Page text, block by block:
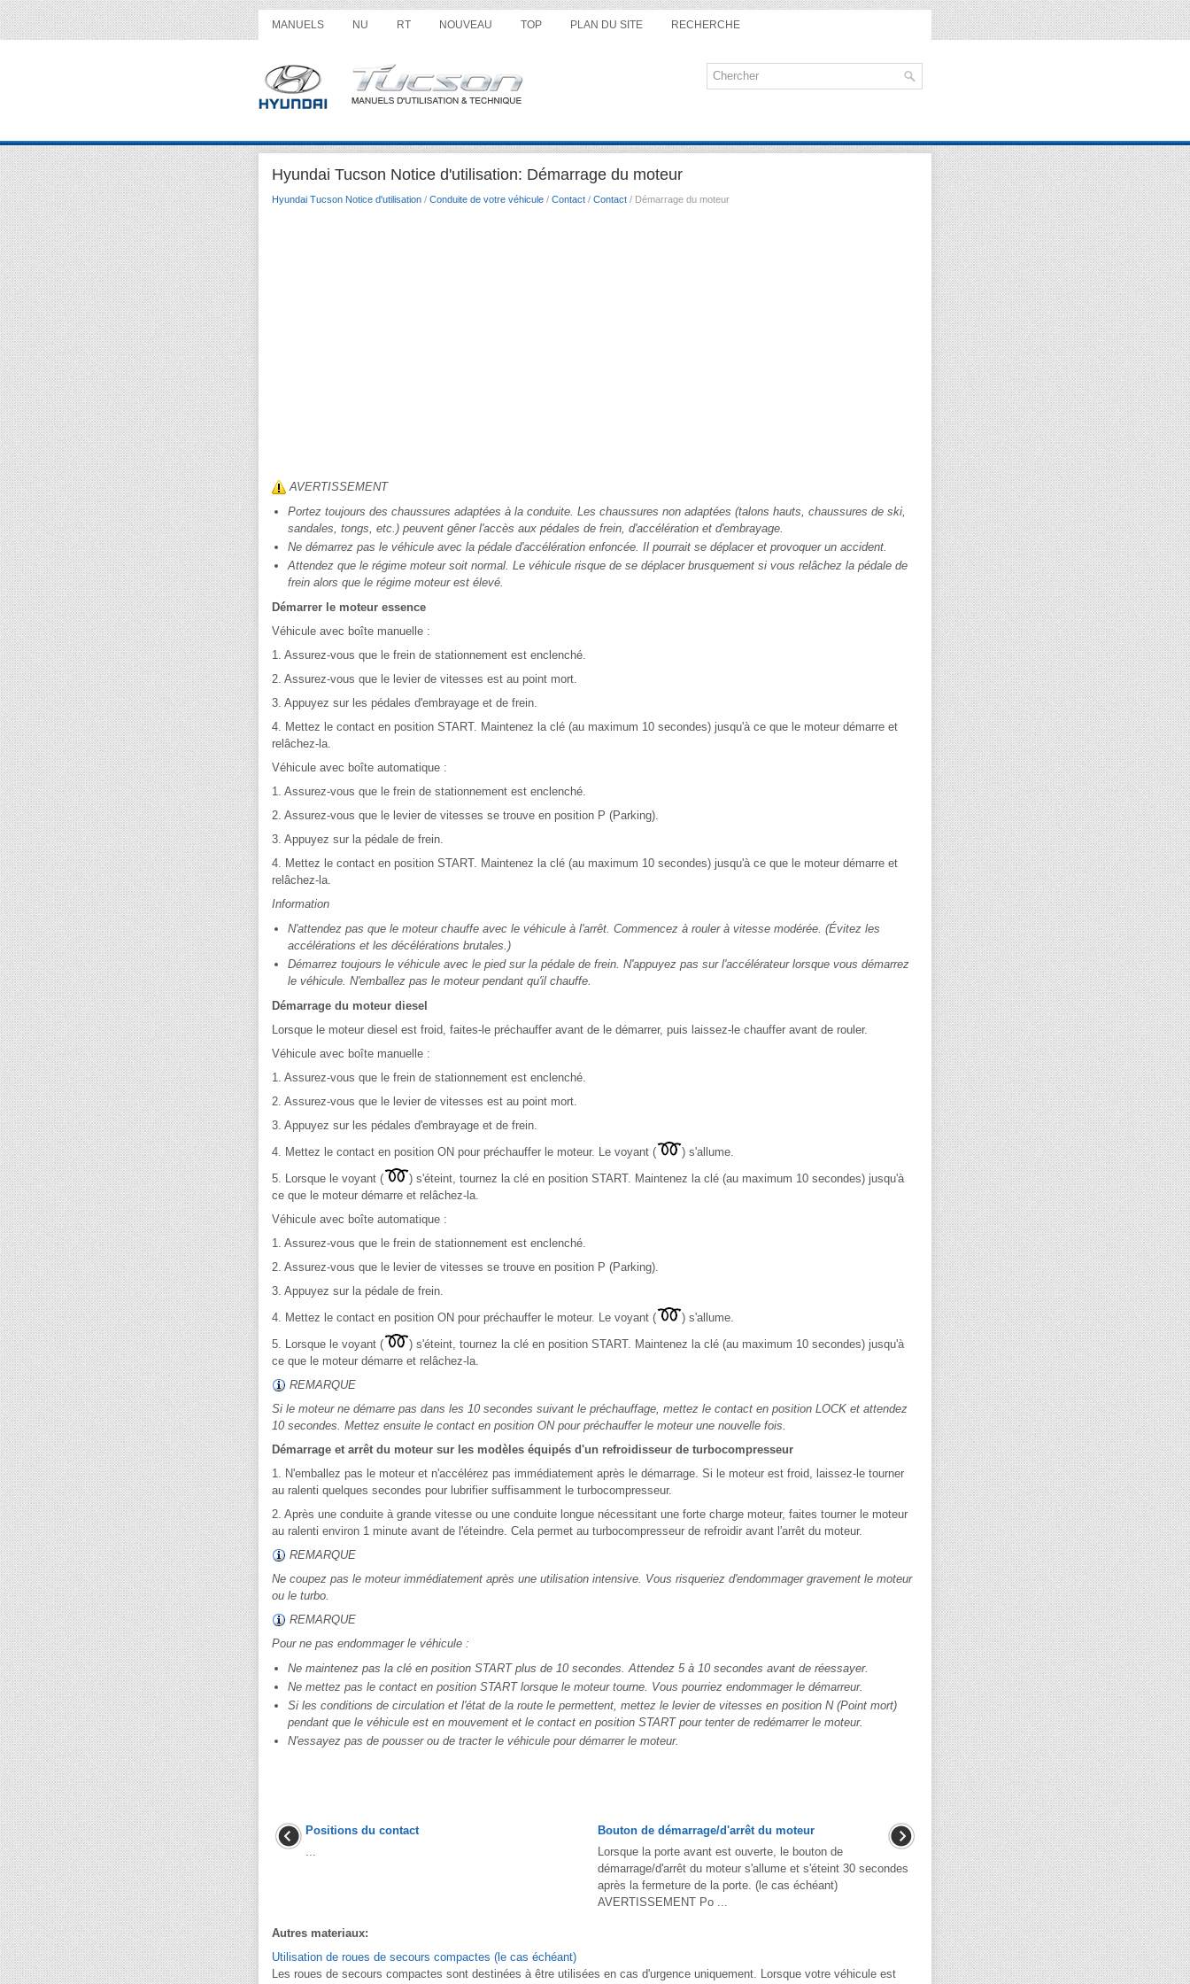
MANUELS NU RT NOUVEAU TOP PLAN DU SITE RECHERCHE
Hyundai Tucson Notice d'utilisation: Démarrage du moteur
Hyundai Tucson Notice d'utilisation / Conduite de votre véhicule / Contact / Contact / Démarrage du moteur
AVERTISSEMENT
Portez toujours des chaussures adaptées à la conduite. Les chaussures non adaptées (talons hauts, chaussures de ski,
sandales, tongs, etc.) peuvent gêner l'accès aux pédales de frein, d'accélération et d'embrayage.
Ne démarrez pas le véhicule avec la pédale d'accélération enfoncée. Il pourrait se déplacer et provoquer un accident.
Attendez que le régime moteur soit normal. Le véhicule risque de se déplacer brusquement si vous relâchez la pédale de
frein alors que le régime moteur est élevé.
Démarrer le moteur essence
Véhicule avec boîte manuelle :
1. Assurez-vous que le frein de stationnement est enclenché.
2. Assurez-vous que le levier de vitesses est au point mort.
3. Appuyez sur les pédales d'embrayage et de frein.
4. Mettez le contact en position START. Maintenez la clé (au maximum 10 secondes) jusqu'à ce que le moteur démarre et
relâchez-la.
Véhicule avec boîte automatique :
1. Assurez-vous que le frein de stationnement est enclenché.
2. Assurez-vous que le levier de vitesses se trouve en position P (Parking).
3. Appuyez sur la pédale de frein.
4. Mettez le contact en position START. Maintenez la clé (au maximum 10 secondes) jusqu'à ce que le moteur démarre et
relâchez-la.
Information
N'attendez pas que le moteur chauffe avec le véhicule à l'arrêt. Commencez à rouler à vitesse modérée. (Évitez les
accélérations et les décélérations brutales.)
Démarrez toujours le véhicule avec le pied sur la pédale de frein. N'appuyez pas sur l'accélérateur lorsque vous démarrez
le véhicule. N'emballez pas le moteur pendant qu'il chauffe.
Démarrage du moteur diesel
Lorsque le moteur diesel est froid, faites-le préchauffer avant de le démarrer, puis laissez-le chauffer avant de rouler.
Véhicule avec boîte manuelle :
1. Assurez-vous que le frein de stationnement est enclenché.
2. Assurez-vous que le levier de vitesses est au point mort.
3. Appuyez sur les pédales d'embrayage et de frein.
4. Mettez le contact en position ON pour préchauffer le moteur. Le voyant (
) s'allume.
5. Lorsque le voyant (
) s'éteint, tournez la clé en position START. Maintenez la clé (au maximum 10 secondes) jusqu'à
ce que le moteur démarre et relâchez-la.
Véhicule avec boîte automatique :
1. Assurez-vous que le frein de stationnement est enclenché.
2. Assurez-vous que le levier de vitesses se trouve en position P (Parking).
3. Appuyez sur la pédale de frein.
4. Mettez le contact en position ON pour préchauffer le moteur. Le voyant (
) s'allume.
5. Lorsque le voyant (
) s'éteint, tournez la clé en position START. Maintenez la clé (au maximum 10 secondes) jusqu'à
ce que le moteur démarre et relâchez-la.
REMARQUE
Si le moteur ne démarre pas dans les 10 secondes suivant le préchauffage, mettez le contact en position LOCK et attendez
10 secondes. Mettez ensuite le contact en position ON pour préchauffer le moteur une nouvelle fois.
Démarrage et arrêt du moteur sur les modèles équipés d'un refroidisseur de turbocompresseur
1. N'emballez pas le moteur et n'accélérez pas immédiatement après le démarrage. Si le moteur est froid, laissez-le tourner
au ralenti quelques secondes pour lubrifier suffisamment le turbocompresseur.
2. Après une conduite à grande vitesse ou une conduite longue nécessitant une forte charge moteur, faites tourner le moteur
au ralenti environ 1 minute avant de l'éteindre. Cela permet au turbocompresseur de refroidir avant l'arrêt du moteur.
REMARQUE
Ne coupez pas le moteur immédiatement après une utilisation intensive. Vous risqueriez d'endommager gravement le moteur
ou le turbo.
REMARQUE
Pour ne pas endommager le véhicule :
Ne maintenez pas la clé en position START plus de 10 secondes. Attendez 5 à 10 secondes avant de réessayer.
Ne mettez pas le contact en position START lorsque le moteur tourne. Vous pourriez endommager le démarreur.
Si les conditions de circulation et l'état de la route le permettent, mettez le levier de vitesses en position N (Point mort)
pendant que le véhicule est en mouvement et le contact en position START pour tenter de redémarrer le moteur.
N'essayez pas de pousser ou de tracter le véhicule pour démarrer le moteur.
Positions du contact
...
Bouton de démarrage/d'arrêt du moteur
Lorsque la porte avant est ouverte, le bouton de
démarrage/d'arrêt du moteur s'allume et s'éteint 30 secondes
après la fermeture de la porte. (le cas échéant)
AVERTISSEMENT Po ...
Autres materiaux:
Utilisation de roues de secours compactes (le cas échéant)
Les roues de secours compactes sont destinées à être utilisées en cas d'urgence uniquement. Lorsque votre véhicule est